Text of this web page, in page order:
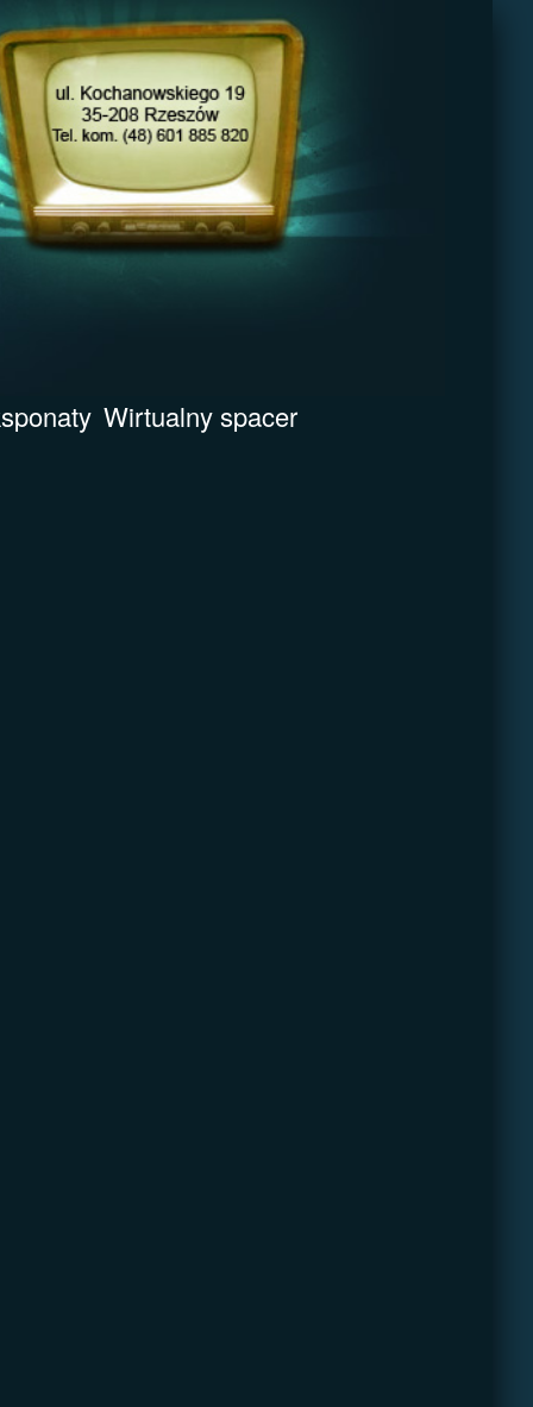
Wirtualny spacer